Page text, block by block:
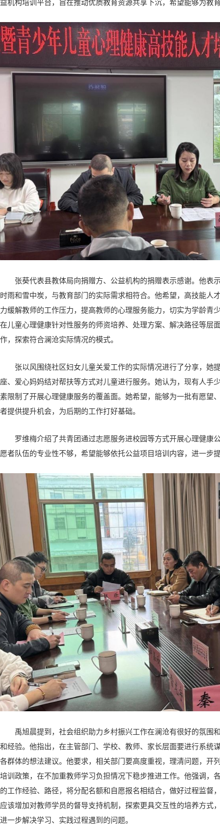
益机构培训平台，旨在推动优质教育资源共享下沉，希望能够为教
张葵代表县教体局向捐赠方、公益机构的捐赠表示感谢。他表
时雨和雪中炭，与教育部门的实际需求相符合。他希望，高技能人
力缓解教师的工作压力，提高教师的心理服务能力，切实为学龄青
在儿童心理健康针对性服务的师资培养、处理方案、解决路径等层
作，探索符合澜沧实际情况的模式。
张以风围绕社区妇女儿童关爱工作的实际情况进行了分享，她
座、爱心妈妈结对帮扶等方式对儿童进行服务。她认为，现有人手
素限制了开展心理健康服务的覆盖面。她希望，能够为一批有愿望
者提供提升机会，为后期的工作打好基础。
罗维梅介绍了共青团通过志愿服务进校园等方式开展心理健康
愿者队伍的专业性不够，希望能够依托公益项目培训内容，进一步
禹旭晨提到，社会组织助力乡村振兴工作在澜沧有很好的氛围
和经验。他指出，在主管部门、学校、教师、家长层面要进行系统
各群体的想法建议。他要求，相关部门要高度重视，理清问题，开
培训政策，在不加重教师学习负担情况下稳步推进工作。他强调，
的工作经验、路径，将分配名额和自愿报名相结合，做好过程监督
应该增加对教师学员的督导支持机制，探索更具交互性的培养方式
进一步解决学习、实践过程遇到的问题。